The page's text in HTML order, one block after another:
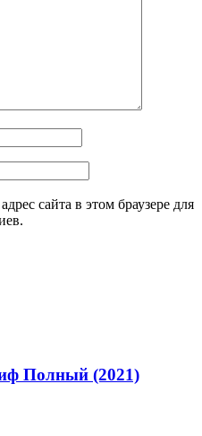
сайта в этом браузере для
Полный (2021)